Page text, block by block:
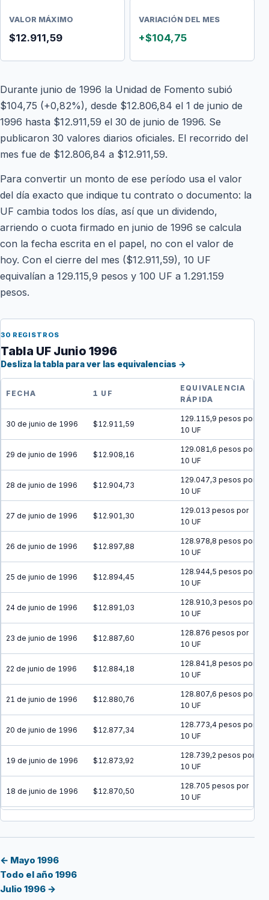
VALOR MÁXIMO
$12.911,59
VARIACIÓN DEL MES
+$104,75
Durante junio de 1996 la Unidad de Fomento subió
$104,75 (+0,82%), desde $12.806,84 el 1 de junio de
1996 hasta $12.911,59 el 30 de junio de 1996. Se
publicaron 30 valores diarios oficiales. El recorrido del
mes fue de $12.806,84 a $12.911,59.
Para convertir un monto de ese período usa el valor
del día exacto que indique tu contrato o documento: la
UF cambia todos los días, así que un dividendo,
arriendo o cuota firmado en junio de 1996 se calcula
con la fecha escrita en el papel, no con el valor de
hoy. Con el cierre del mes ($12.911,59), 10 UF
equivalían a 129.115,9 pesos y 100 UF a 1.291.159
pesos.
30 REGISTROS
Tabla UF Junio 1996
Desliza la tabla para ver las equivalencias →
FECHA 1 UF
EQUIVALENCIA
RÁPIDA
30 de junio de 1996 $12.911,59
129.115,9 pesos por
10 UF
29 de junio de 1996 $12.908,16
129.081,6 pesos por
10 UF
28 de junio de 1996 $12.904,73
129.047,3 pesos por
10 UF
27 de junio de 1996 $12.901,30
129.013 pesos por
10 UF
26 de junio de 1996 $12.897,88
128.978,8 pesos por
10 UF
25 de junio de 1996 $12.894,45
128.944,5 pesos por
10 UF
24 de junio de 1996 $12.891,03
128.910,3 pesos por
10 UF
23 de junio de 1996 $12.887,60
128.876 pesos por
10 UF
22 de junio de 1996 $12.884,18
128.841,8 pesos por
10 UF
21 de junio de 1996 $12.880,76
128.807,6 pesos por
10 UF
20 de junio de 1996 $12.877,34
128.773,4 pesos por
10 UF
19 de junio de 1996 $12.873,92
128.739,2 pesos por
10 UF
18 de junio de 1996 $12.870,50
128.705 pesos por
10 UF
17 de junio de 1996 $12.867,08
15 de junio de 1996
← Mayo 1996
Todo el año 1996
Julio 1996 →